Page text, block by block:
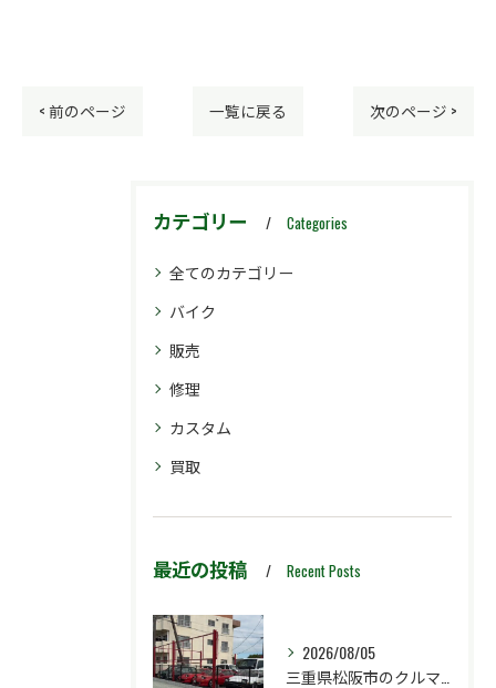
< 前のページ 一覧に戻る 次のページ >
カテゴリー Categories
全てのカテゴリー
バイク
販売
修理
カスタム
買取
最近の投稿 Recent Posts
2026/08/05